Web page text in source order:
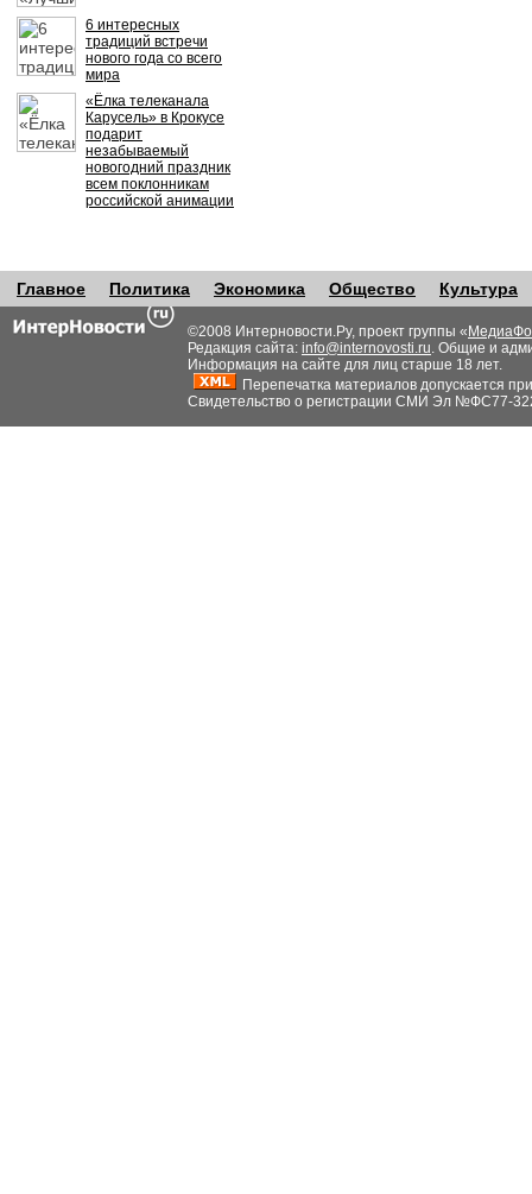
6 интересных
традиций встречи
нового года со всего
мира
«Ёлка телеканала
Карусель» в Крокусе
подарит
незабываемый
новогодний праздник
всем поклонникам
российской анимации
Главное Политика Экономика Общество Культура
©2008 Интерновости.Ру, проект группы «
Редакция сайта: info@internovosti.ru. Общие и
Информация на сайте для лиц старше 18 лет.
Перепечатка материалов допускается
Свидетельство о регистрации СМИ Эл №ФС77-